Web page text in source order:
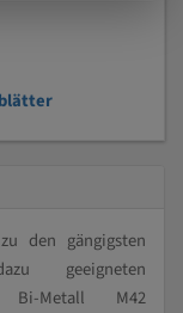
den gängigsten
geeigneten
Bi-Metall M42